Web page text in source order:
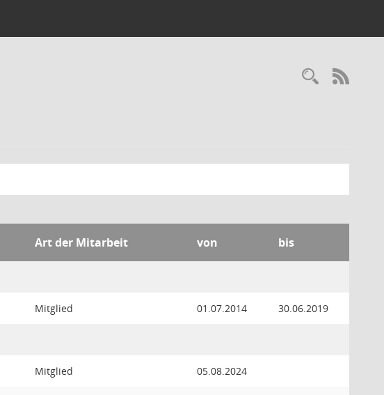
Art der Mitarbeit von bis
Mitglied 01.07.2014 30.06.2019
Mitglied 05.08.2024